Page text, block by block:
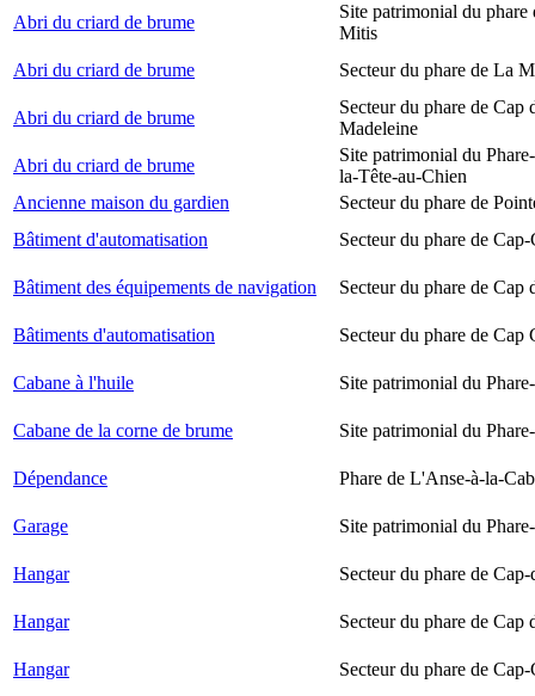
Abri du criard de brume
Site patrimonial du phare
Mitis
Abri du criard de brume
Secteur du phare de La
Abri du criard de brume
Secteur du phare de Cap
Madeleine
Abri du criard de brume
Site patrimonial du
la-Tête-au-Chien
Ancienne maison du gardien
Secteur du phare de
Bâtiment d'automatisation
Secteur du phare de Cap-
Bâtiment des équipements de navigation Secteur du phare de Cap
Bâtiments d'automatisation Secteur du phare de Cap
Cabane à l'huile Site patrimonial du
Cabane de la corne de brume Site patrimonial du
Dépendance Phare de L'Anse-à-la-
Garage Site patrimonial du
Hangar Secteur du phare de Cap-
Hangar Secteur du phare de Cap
Hangar Secteur du phare de Cap-